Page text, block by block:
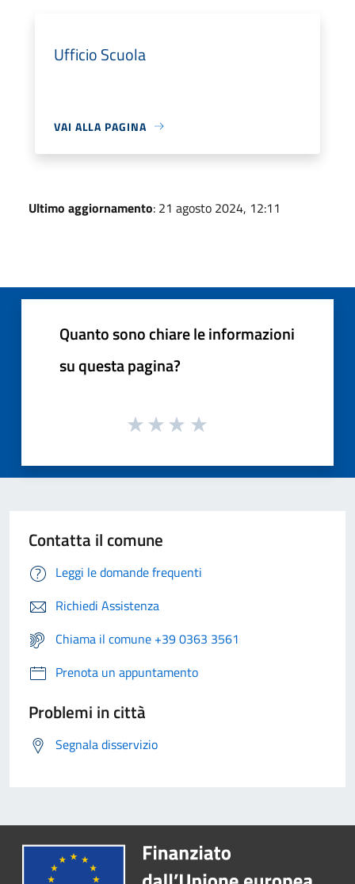
Ufficio Scuola
VAI ALLA PAGINA
Ultimo aggiornamento: 21 agosto 2024, 12:11
Quanto sono chiare le informazioni
su questa pagina?
Contatta il comune
Leggi le domande frequenti
Richiedi Assistenza
Chiama il comune +39 0363 3561
Prenota un appuntamento
Problemi in città
Segnala disservizio